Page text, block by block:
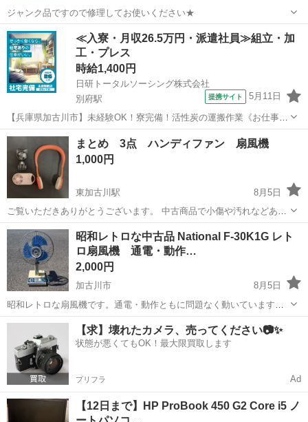
ジャンク品ですので修理してお使いください★
兵庫 加古川市 美容家電 ジャンク品
≪入寮・月収26.5万円・派遣社員≫組立・加
工・プレス
時給1,400円
日研トータルソーシング株式会社
別府駅
提携サイト 5月11日
【兵庫県加古川市】未経験OK！寮完備！活性炭の運搬作業《お仕事
No.8A094》 お仕事について 活性炭製造における運搬作業を担当しま
す。石炭や麻袋などの資材運搬が主な業務です。製品は10～20kg程度
の重量物となり、運搬...
兵庫 加古川市 別府駅
まとめ 3点 ハンディファン 扇風機
1,000円
東加古川駅
8月5日
ご覧いただきありがとうございます。 中古商品で小傷や汚れなどあり
ます。 動作確認済です。 電池、配線の付属はありませんので ご了承
お願いします。 東加古川駅近くの店舗に来てくれる方限定でお願いし
ます。
兵庫 加古川市 東加古川駅 季節、空調家電
昭和レトロな中古品 National F-30K1G レト
ロ扇風機 通電・動作…
2,000円
加古川市
8月5日
昭和レトロな扇風機です。通電・動作ともに問題なく動いています。
お店の雰囲気づくり、レトロなものを収集している方に。 お引き渡し
は平日の午前１０時以降でご都合つく日時を教えてください。
兵庫 加古川市 季節、空調家電
【求】壊れたカメラ、売ってください📷✨
状態が悪くてもOK！最大限買取します
プリフラ Ad
【12日まで】HP ProBook 450 G2 Core i5 ノ